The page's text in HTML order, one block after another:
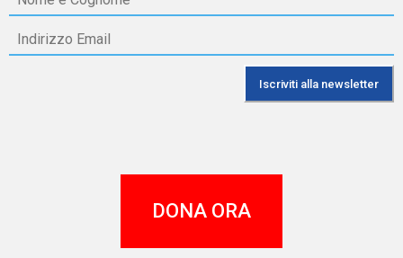
DONA ORA